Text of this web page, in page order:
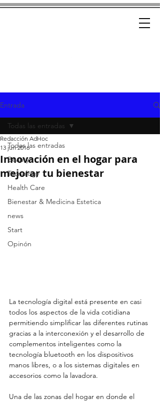
Entrada
Todas las entradas
Beauty
Tecnology
Health Care
Bienestar & Medicina Estetica
news
Start
Opinón
Todas las entradas
Innovación en el hogar para
mejorar tu bienestar
Redacción AdHoc
13 jun 2016
La tecnología digital está presente en casi
todos los aspectos de la vida cotidiana
permitiendo simplificar las diferentes rutinas
gracias a la interconexión y el desarrollo de
complementos inteligentes como la
tecnología bluetooth en los dispositivos
manos libres, o a los sistemas digitales en
accesorios como la lavadora.
Una de las zonas del hogar en donde el